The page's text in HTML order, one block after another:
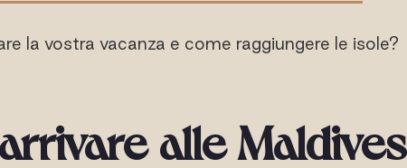
la vostra vacanza e come raggiungere le isole?
alle Maldives